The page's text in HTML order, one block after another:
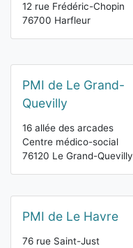
12 rue Frédéric-Chopin
76700 Harfleur
PMI de Le Grand-
Quevilly
16 allée des arcades
Centre médico-social
76120 Le Grand-Quevilly
PMI de Le Havre
76 rue Saint-Just